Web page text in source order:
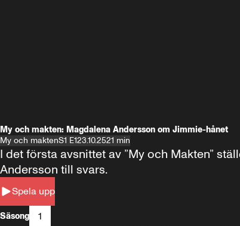
My och makten: Magdalena Andersson om Jimmie-hånet
My och maktenS1 E123.10.2521 min
Spela upp
I det första avsnittet av ”My och Makten”
Andersson till svars.
Säsong 1